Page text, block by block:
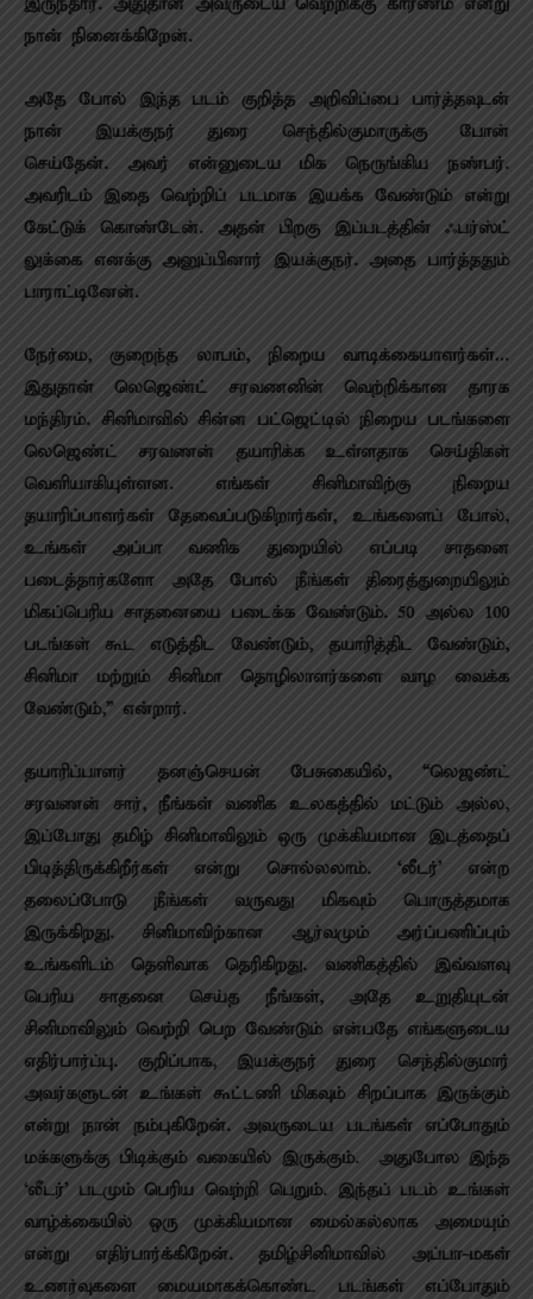
இருந்தார். அதுதான் அவருடைய வெற்றிக்கு காரணம் என்று
நான் நினைக்கிறேன்.
அதே போல் இந்த படம் குறித்த அறிவிப்பை பார்த்தவுடன்
நான் இயக்குநர் துரை செந்தில்குமாருக்கு போன்
செய்தேன். அவர் என்னுடைய மிக நெருங்கிய நண்பர்.
அவரிடம் இதை வெற்றிப் படமாக இயக்க வேண்டும் என்று
கேட்டுக் கொண்டேன்.‌ அதன் பிறகு இப்படத்தின் ஃபர்ஸ்ட்
லுக்கை எனக்கு அனுப்பினார் இயக்குந‌ர். அதை பார்த்ததும்
பாராட்டினேன்.
நேர்மை, குறைந்த லாபம், நிறைய வாடிக்கையாளர்கள்…
இதுதான் லெஜெண்ட் சரவணனின் வெற்றிக்கான தாரக
மந்திரம். சினிமாவில் சின்ன பட்ஜெட்டில் நிறைய படங்களை
லெஜெண்ட் சரவணன் தயாரிக்க உள்ளதாக செய்திகள்
வெளியாகியுள்ளன. எங்கள் சினிமாவிற்கு நிறைய
தயாரிப்பாளர்கள் தேவைப்படுகிறார்கள், உங்களைப் போல்,
உங்கள் அப்பா வணிக துறையில் எப்படி சாதனை
படைத்தார்களோ அதே போல் நீங்கள் திரைத்துறையிலும்
மிகப்பெரிய சாதனையை படைக்க வேண்டும். 50 அல்ல 100
படங்கள் கூட எடுத்திட வேண்டும், தயாரித்திட வேண்டும்,
சினிமா மற்றும் சினிமா தொழிலாளர்களை வாழ வைக்க
வேண்டும்,” என்றார்.
தயாரிப்பாளர் தனஞ்செயன் பேசுகையில், “லெஜண்ட்
சரவணன் சார், நீங்கள் வணிக உலகத்தில் மட்டும் அல்ல,
இப்போது தமிழ் சினிமாவிலும் ஒரு முக்கியமான இடத்தைப்
பிடித்திருக்கிறீர்கள் என்று சொல்லலாம். ‘லீடர்’ என்ற
தலைப்போடு நீங்கள் வருவது மிகவும் பொருத்தமாக
இருக்கிறது. சினிமாவிற்கான ஆர்வமும் அர்ப்பணிப்பும்
உங்களிடம் தெளிவாக தெரிகிறது. வணிகத்தில் இவ்வளவு
பெரிய சாதனை செய்த நீங்கள், அதே உறுதியுடன்
சினிமாவிலும் வெற்றி பெற வேண்டும் என்பதே எங்களுடைய
எதிர்பார்ப்பு. குறிப்பாக, இயக்குநர் துரை செந்தில்குமார்
அவர்களுடன் உங்கள் கூட்டணி மிகவும் சிறப்பாக இருக்கும்
என்று நான் நம்புகிறேன். அவருடைய படங்கள் எப்போதும்
மக்களுக்கு பிடிக்கும் வகையில் இருக்கும். அதுபோல இந்த
‘லீடர்’ படமும் பெரிய வெற்றி பெறும். இந்தப் படம் உங்கள்
வாழ்க்கையில் ஒரு முக்கியமான மைல்கல்லாக அமையும்
என்று எதிர்பார்க்கிறேன். தமிழ்சினிமாவில் அப்பா-மகள்
உணர்வுகளை மையமாகக்கொண்ட படங்கள் எப்போதும்